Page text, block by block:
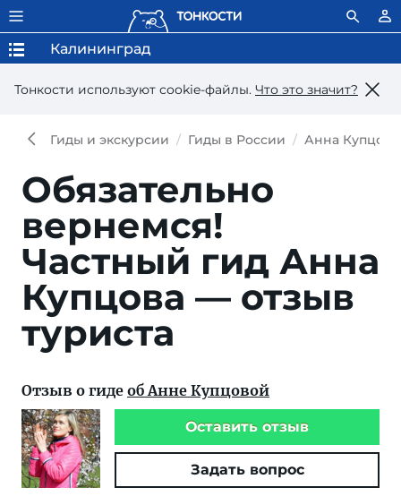
Тонкости используют сookie-файлы. Что это значит?
Калининград
Гиды и экскурсии Гиды в России Анна Купцова
Обязательно
вернемся!
Частный гид Анна
Купцова — отзыв
туриста
Отзыв о гиде об Анне Купцовой
Оставить отзыв
Задать вопрос